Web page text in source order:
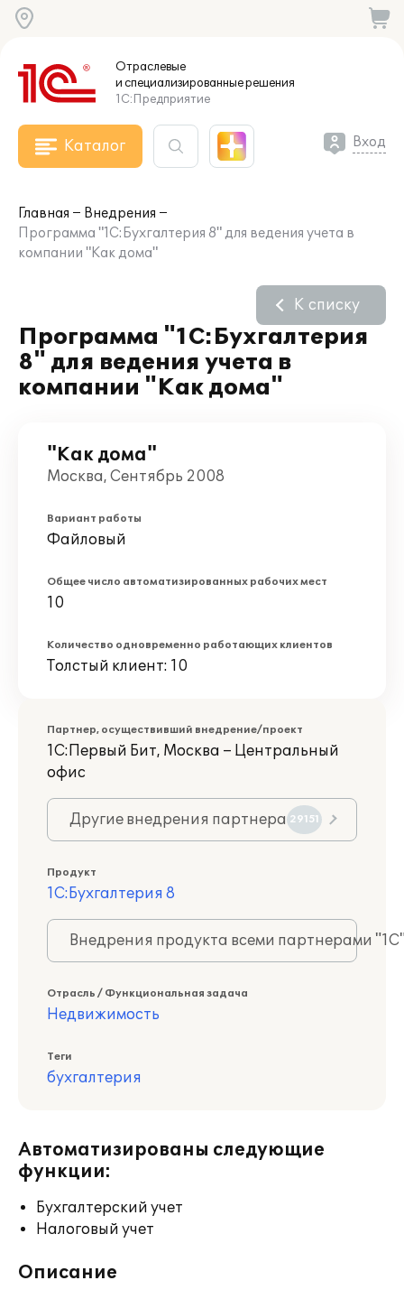
Отраслевые
и специализированныерешения
1С:Предприятие
Каталог Вход
Главная
Внедрения
Программа "1С:Бухгалтерия 8" для ведения учета в
компании "Как дома"
Программа "1С:Бухгалтерия
8" для ведения учета в
компании "Как дома"
К списку
"Как дома"
Москва, Сентябрь 2008
Вариант работы
Файловый
Общее число автоматизированных рабочих мест
10
Количество одновременно работающих клиентов
Толстый клиент: 10
Партнер, осуществивший внедрение/проект
1С:Первый Бит, Москва – Центральный
офис
Другие внедрения партнера 29151
Продукт
1С:Бухгалтерия 8
Внедрения продукта всеми партнерами
Отрасль / Функциональная задача
Недвижимость
Теги
бухгалтерия
Автоматизированы следующие
функции:
Бухгалтерский учет
Налоговый учет
Описание